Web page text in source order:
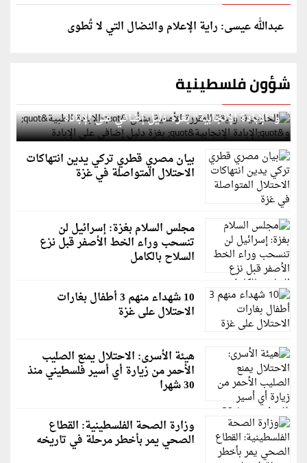
عبدالله عيسى: راية الإعلام والنضال التي لا تُطوى
شؤون فلسطينية
الخارجية: وثيقة المقررة الأممية بشأن "الإبادة الطبية"
و"الإبادة الإنجابية" بغزة دليل إضافي على الإبادة
بيان مصري قطري تركي يدين انتهاكات
الاحتلال المتواصلة في غزة
مجلس السلام بغزة: إسرائيل لن
تنسحب وراء الخط الأصفر قبل نزع
السلاح بالكامل
10 شهداء منهم 3 أطفال بغارات
الاحتلال على غزة
هيئة الأسرى: الاحتلال يمنع الصليب
الأحمر من زيارة أي أسير فلسطيني منذ
30 شهرا
وزارة الصحة الفلسطينية: القطاع
الصحي يمر بأخطر مرحلة في تاريخه